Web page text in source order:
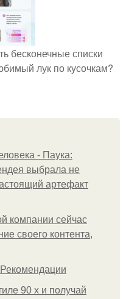
бесконечные списки
лук по кусочкам?
- Паука:
выбрала не
артефакт
компании сейчас
своего контента,
90 х и получай